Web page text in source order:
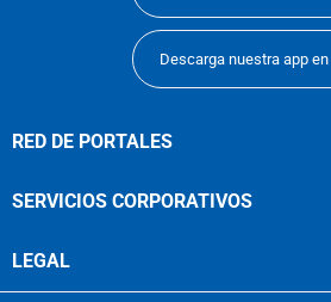
Descarga nuestra app en
RED DE PORTALES
SERVICIOS CORPORATIVOS
LEGAL